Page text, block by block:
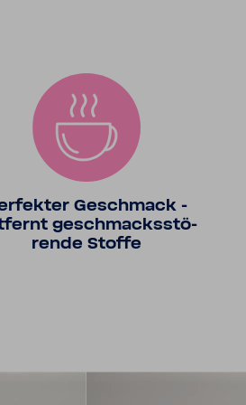
Gesch­mack -
gesch­mackss­tö­
rende Stoffe